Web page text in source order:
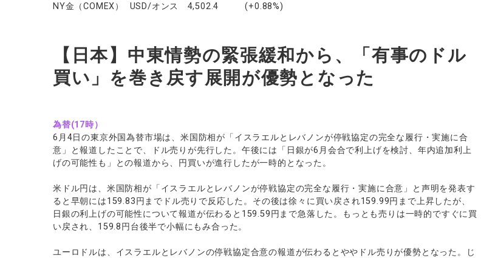
NY金（COMEX） USD/オンス 4,502.4 (+0.88%)
【日本】中東情勢の緊張緩和から、「有事のドル
買い」を巻き戻す展開が優勢となった
為替(17時）
6月4日の東京外国為替市場は、米国防相が「イスラエルとレバノンが停戦協定の完全な履行・実施に合
意」と報道したことで、ドル売りが先行した。午後には「日銀が6月会合で利上げを検討、年内追加利上
げの可能性も」との報道から、円買いが進行したが一時的となった。
米ドル円は、米国防相が「イスラエルとレバノンが停戦協定の完全な履行・実施に合意」と声明を発表す
ると早朝には159.83円までドル売りで反応した。その後は徐々に買い戻され159.99円まで上昇したが、
日銀の利上げの可能性について報道が伝わると159.59円まで急落した。もっとも売りは一時的ですぐに買
い戻され、159.8円台後半で小幅にもみ合った。
ユーロドルは、イスラエルとレバノンの停戦協定合意の報道が伝わるとややドル売りが優勢となった。じ